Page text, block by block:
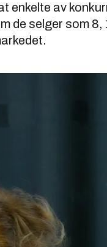
enkelte av
de selger som